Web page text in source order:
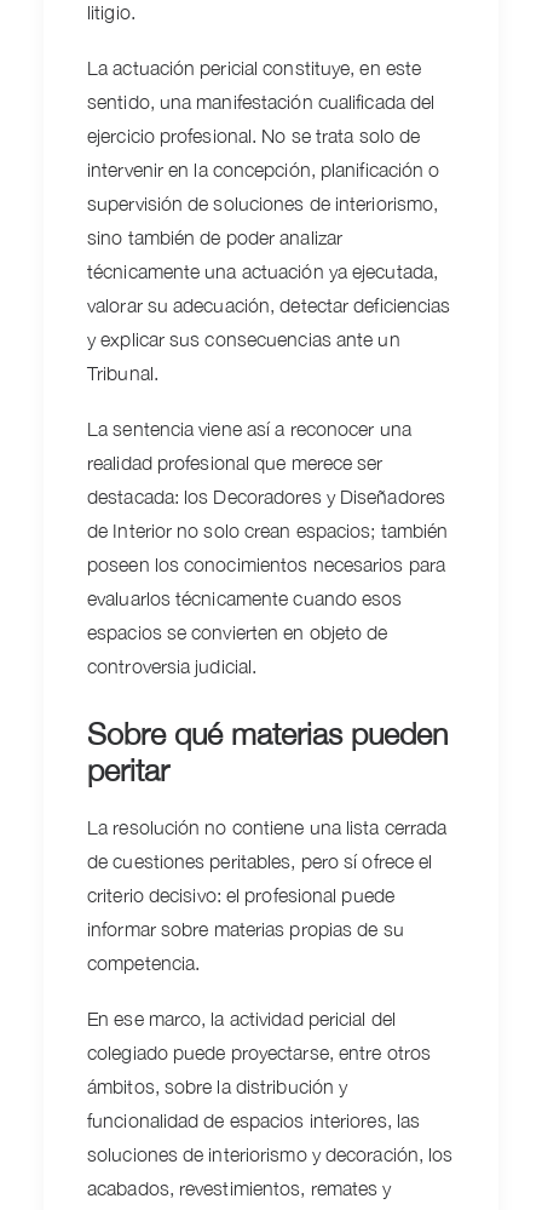
litigio.
La actuación pericial constituye, en este
sentido, una manifestación cualificada del
ejercicio profesional. No se trata solo de
intervenir en la concepción, planificación o
supervisión de soluciones de interiorismo,
sino también de poder analizar
técnicamente una actuación ya ejecutada,
valorar su adecuación, detectar deficiencias
y explicar sus consecuencias ante un
Tribunal.
La sentencia viene así a reconocer una
realidad profesional que merece ser
destacada: los Decoradores y Diseñadores
de Interior no solo crean espacios; también
poseen los conocimientos necesarios para
evaluarlos técnicamente cuando esos
espacios se convierten en objeto de
controversia judicial.
Sobre qué materias pueden
peritar
La resolución no contiene una lista cerrada
de cuestiones peritables, pero sí ofrece el
criterio decisivo: el profesional puede
informar sobre materias propias de su
competencia.
En ese marco, la actividad pericial del
colegiado puede proyectarse, entre otros
ámbitos, sobre la distribución y
funcionalidad de espacios interiores, las
soluciones de interiorismo y decoración, los
acabados, revestimientos, remates y